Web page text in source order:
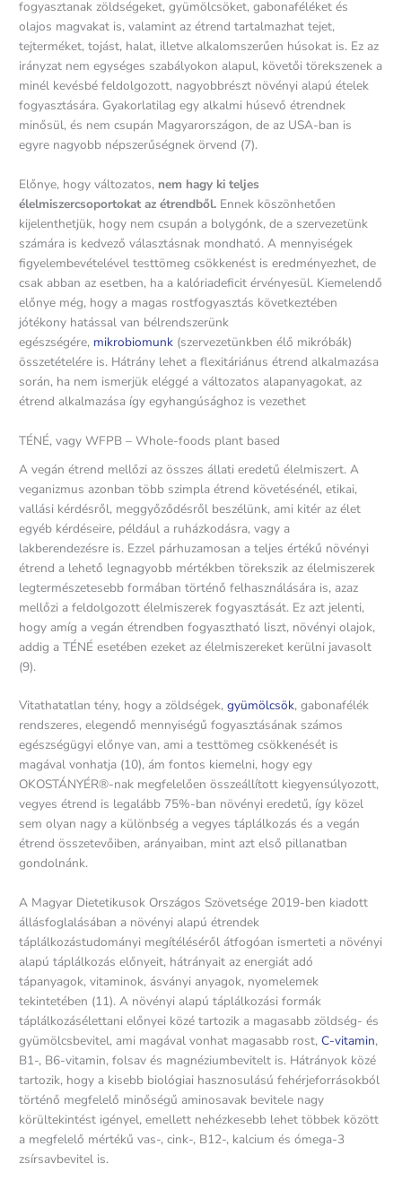
fogyasztanak zöldségeket, gyümölcsöket, gabonaféléket és
olajos magvakat is, valamint az étrend tartalmazhat tejet,
tejterméket, tojást, halat, illetve alkalomszerűen húsokat is. Ez az
irányzat nem egységes szabályokon alapul, követői törekszenek a
minél kevésbé feldolgozott, nagyobbrészt növényi alapú ételek
fogyasztására. Gyakorlatilag egy alkalmi húsevő étrendnek
minősül, és nem csupán Magyarországon, de az USA-ban is
egyre nagyobb népszerűségnek örvend (7).
Előnye, hogy változatos, nem hagy ki teljes
élelmiszercsoportokat az étrendből. Ennek köszönhetően
kijelenthetjük, hogy nem csupán a bolygónk, de a szervezetünk
számára is kedvező választásnak mondható. A mennyiségek
figyelembevételével testtömeg csökkenést is eredményezhet, de
csak abban az esetben, ha a kalóriadeficit érvényesül. Kiemelendő
előnye még, hogy a magas rostfogyasztás következtében
jótékony hatással van bélrendszerünk
egészségére, mikrobiomunk (szervezetünkben élő mikróbák)
összetételére is. Hátrány lehet a flexitáriánus étrend alkalmazása
során, ha nem ismerjük eléggé a változatos alapanyagokat, az
étrend alkalmazása így egyhangúsághoz is vezethet
TÉNÉ, vagy WFPB – Whole-foods plant based
A vegán étrend mellőzi az összes állati eredetű élelmiszert. A
veganizmus azonban több szimpla étrend követésénél, etikai,
vallási kérdésről, meggyőződésről beszélünk, ami kitér az élet
egyéb kérdéseire, például a ruházkodásra, vagy a
lakberendezésre is. Ezzel párhuzamosan a teljes értékű növényi
étrend a lehető legnagyobb mértékben törekszik az élelmiszerek
legtermészetesebb formában történő felhasználására is, azaz
mellőzi a feldolgozott élelmiszerek fogyasztását. Ez azt jelenti,
hogy amíg a vegán étrendben fogyasztható liszt, növényi olajok,
addig a TÉNÉ esetében ezeket az élelmiszereket kerülni javasolt
(9).
Vitathatatlan tény, hogy a zöldségek,gyümölcsök, gabonafélék
rendszeres, elegendő mennyiségű fogyasztásának számos
egészségügyi előnye van, ami a testtömeg csökkenését is
magával vonhatja (10), ám fontos kiemelni, hogy egy
OKOSTÁNYÉR®-nak megfelelően összeállított kiegyensúlyozott,
vegyes étrend is legalább 75%-ban növényi eredetű, így közel
sem olyan nagy a különbség a vegyes táplálkozás és a vegán
étrend összetevőiben, arányaiban, mint azt első pillanatban
gondolnánk.
A Magyar Dietetikusok Országos Szövetsége 2019-ben kiadott
állásfoglalásában a növényi alapú étrendek
táplálkozástudományi megítéléséről átfogóan ismerteti a növényi
alapú táplálkozás előnyeit, hátrányait az energiát adó
tápanyagok, vitaminok, ásványi anyagok, nyomelemek
tekintetében (11). A növényi alapú táplálkozási formák
táplálkozásélettani előnyei közé tartozik a magasabb zöldség- és
gyümölcsbevitel, ami magával vonhat magasabb rost,C-vitamin,
B1-, B6-vitamin, folsav és magnéziumbevitelt is. Hátrányok közé
tartozik, hogy a kisebb biológiai hasznosulású fehérjeforrásokból
történő megfelelő minőségű aminosavak bevitele nagy
körültekintést igényel, emellett nehézkesebb lehet többek között
a megfelelő mértékű vas-, cink-, B12-, kalcium és ómega-3
zsírsavbevitel is.